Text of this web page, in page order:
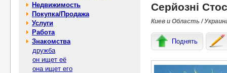
Недвижимость
Покупка/Продажа
Услуги
Работа
Знакомства
дружба
он ищет её
она ищет его
Серйозні
Киев и Область /
Поднять